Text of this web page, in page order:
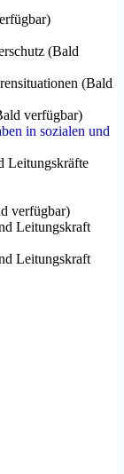
)
(Bald
(Bald
verfügbar)
in sozialen und
Leitungskräfte
verfügbar)
Leitungskraft
Leitungskraft